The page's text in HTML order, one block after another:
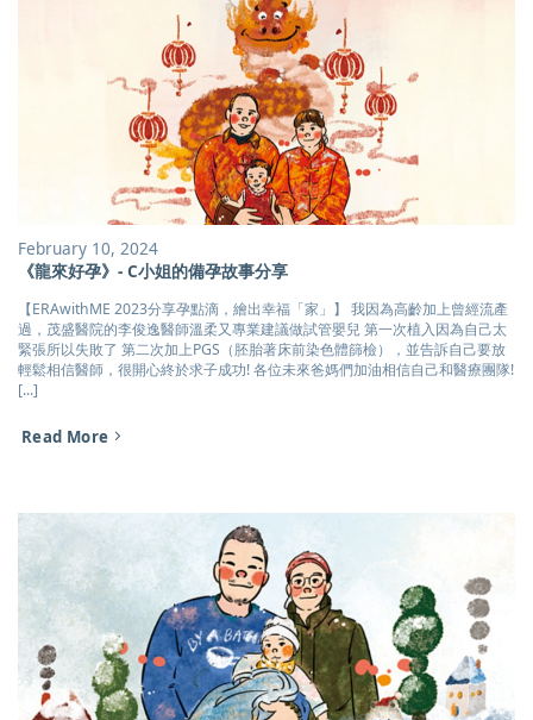
February 10, 2024
《龍來好孕》- C小姐的備孕故事分享
【ERAwithME 2023分享孕點滴，繪出幸福「家」】 我因為高齡加上曾經流產
過，茂盛醫院的李俊逸醫師溫柔又專業建議做試管嬰兒 第一次植入因為自己太
緊張所以失敗了 第二次加上PGS（胚胎著床前染色體篩檢），並告訴自己要放
輕鬆相信醫師，很開心終於求子成功! 各位未來爸媽們加油相信自己和醫療團隊!
[...]
Read More